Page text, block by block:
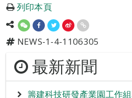
列印本頁
NEWS-1-4-1106305
最新新聞
籌建科技研發產業園工作